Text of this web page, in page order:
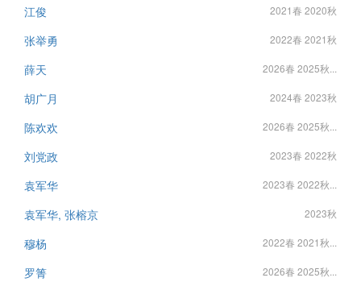
江俊 2021春 2020秋
张举勇 2022春 2021秋
薛天 2026春 2025秋...
胡广月 2024春 2023秋
陈欢欢 2026春 2025秋...
刘党政 2023春 2022秋
袁军华 2023春 2022秋...
袁军华, 张榕京 2023秋
穆杨 2022春 2021秋...
罗箐 2026春 2025秋...